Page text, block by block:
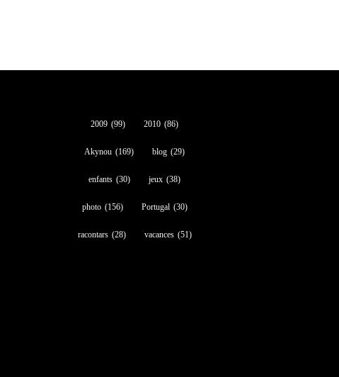
2009 (99) 2010 (86)
Akynou (169) blog (29)
enfants (30) jeux (38)
photo (156) Portugal (30)
racontars (28) vacances (51)